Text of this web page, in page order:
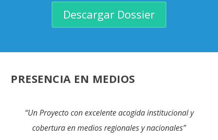
Descargar Dossier
PRESENCIA EN MEDIOS
“Un Proyecto con excelente acogida institucional y
cobertura en medios regionales y nacionales”